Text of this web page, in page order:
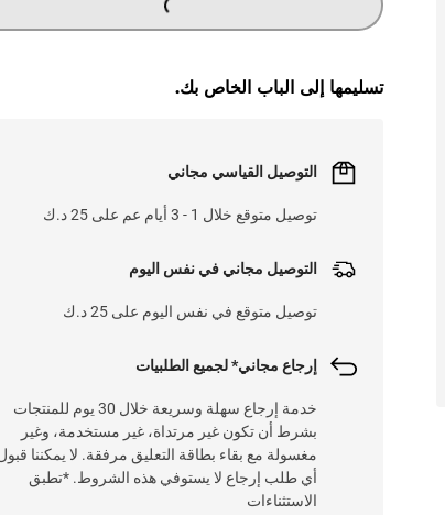
تسليمها إلى الباب الخاص بك.
التوصيل القياسي مجاني
توصيل متوقع خلال 1 - 3 أيام عم على 25 د.ك
التوصيل مجاني في نفس اليوم
توصيل متوقع في نفس اليوم على 25 د.ك
إرجاع مجاني* لجميع الطلبيات
خدمة إرجاع سهلة وسريعة خلال 30 يوم للمنتجات
بشرط أن تكون غير مرتداة، غير مستخدمة، وغير
مغسولة مع بقاء بطاقة التعليق مرفقة. لا يمكننا
أي طلب إرجاع لا يستوفي هذه الشروط. *تطبق
الاستثناءات